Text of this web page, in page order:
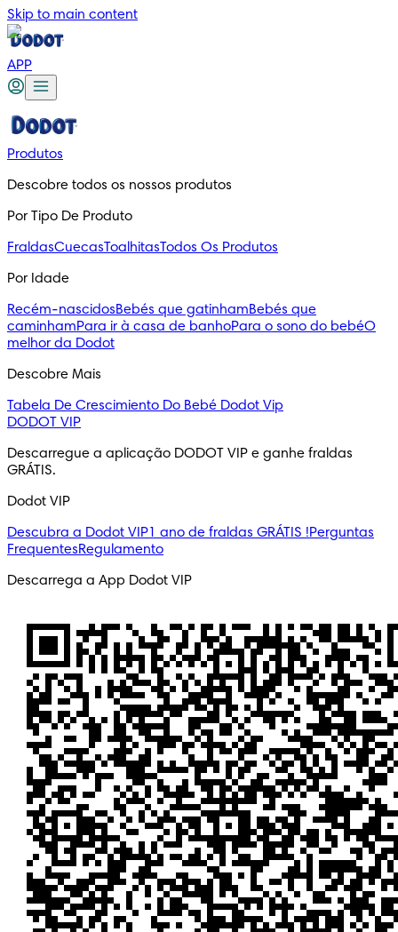
Skip to main content
APP
Produtos
Descobre todos os nossos produtos
Por Tipo De Produto
FraldasCuecasToalhitasTodos Os Produtos
Por Idade
Recém-nascidosBebés que gatinhamBebés que
caminhamPara ir à casa de banhoPara o sono do bebéO
melhor da Dodot
Descobre Mais
Tabela De Crescimiento Do Bebé Dodot Vip
DODOT VIP
Descarregue a aplicação DODOT VIP e ganhe fraldas
GRÁTIS.
Dodot VIP
Descubra a Dodot VIP1 ano de fraldas GRÁTIS !Perguntas
FrequentesRegulamento
Descarrega a App Dodot VIP